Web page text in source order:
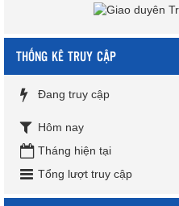
THỐNG KÊ TRUY CẬP
Đang truy cập
Hôm nay
Tháng hiện tại
Tổng lượt truy cập